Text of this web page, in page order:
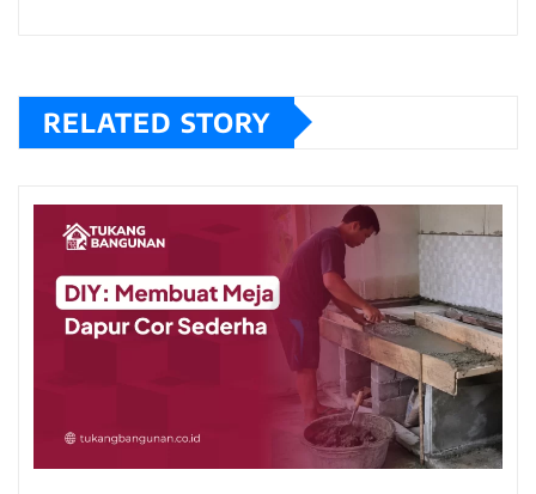
RELATED STORY